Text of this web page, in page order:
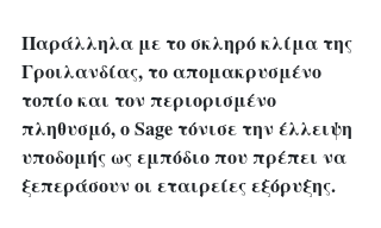
Παράλληλα με το σκληρό κλίμα της
Γροιλανδίας, το απομακρυσμένο
τοπίο και τον περιορισμένο
πληθυσμό, ο Sage τόνισε την έλλειψη
υποδομής ως εμπόδιο που πρέπει να
ξεπεράσουν οι εταιρείες εξόρυξης.